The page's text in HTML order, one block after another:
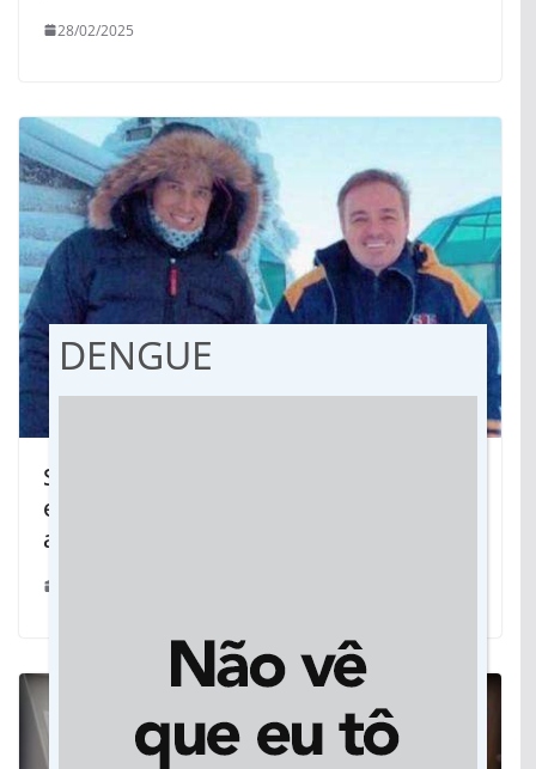
28/02/2025
Suposto namorado de Gugu Liberato
entra na briga pela herança do
apresentador
DENGUE